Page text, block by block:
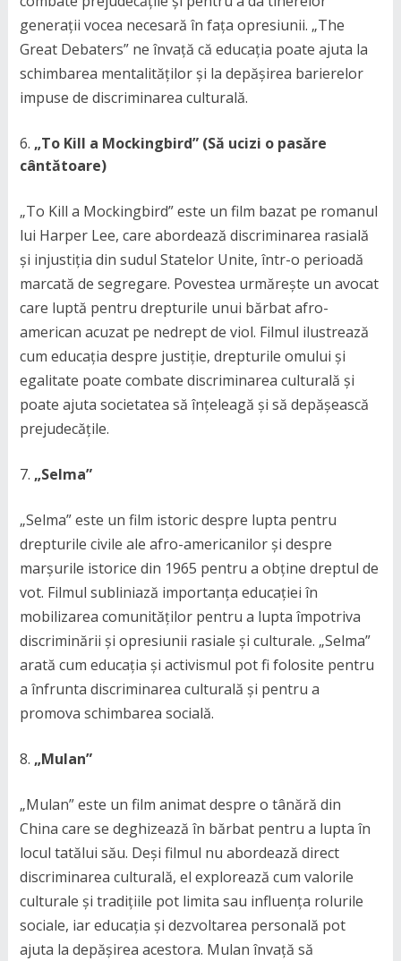
generații vocea necesară în fața opresiunii. „The
Great Debaters” ne învață că educația poate ajuta la
schimbarea mentalităților și la depășirea barierelor
impuse de discriminarea culturală.
„To Kill a Mockingbird” (Să ucizi o pasăre
cântătoare)
„To Kill a Mockingbird” este un film bazat pe romanul
lui Harper Lee, care abordează discriminarea rasială
și injustiția din sudul Statelor Unite, într-o perioadă
marcată de segregare. Povestea urmărește un avocat
care luptă pentru drepturile unui bărbat afro-
american acuzat pe nedrept de viol. Filmul ilustrează
cum educația despre justiție, drepturile omului și
egalitate poate combate discriminarea culturală și
poate ajuta societatea să înțeleagă și să depășească
prejudecățile.
„Selma”
„Selma” este un film istoric despre lupta pentru
drepturile civile ale afro-americanilor și despre
marșurile istorice din 1965 pentru a obține dreptul de
vot. Filmul subliniază importanța educației în
mobilizarea comunităților pentru a lupta împotriva
discriminării și opresiunii rasiale și culturale. „Selma”
arată cum educația și activismul pot fi folosite pentru
a înfrunta discriminarea culturală și pentru a
promova schimbarea socială.
„Mulan”
„Mulan” este un film animat despre o tânără din
China care se deghizează în bărbat pentru a lupta în
locul tatălui său. Deși filmul nu abordează direct
discriminarea culturală, el explorează cum valorile
culturale și tradițiile pot limita sau influența rolurile
sociale, iar educația și dezvoltarea personală pot
ajuta la depășirea acestora. Mulan învață să